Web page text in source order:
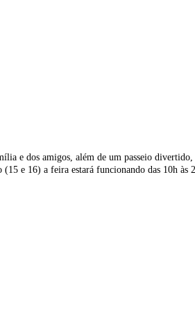
e dos amigos, além de um passeio divertido,
e 16) a feira estará funcionando das 10h às